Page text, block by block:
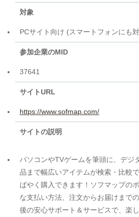
対象
PCサイト向け (スマートフォンにも
参加企業のMID
37641
サイトURL
https://www.sofmap.com/
サイトの説明
パソコンやTVゲームを筆頭に、デジ
品まで幅広いアイテムが検索・比較
ばやく購入できます！ソフマップの
な支払い方法、注文からお届けまで
後の安心サポート＆サービスで、楽